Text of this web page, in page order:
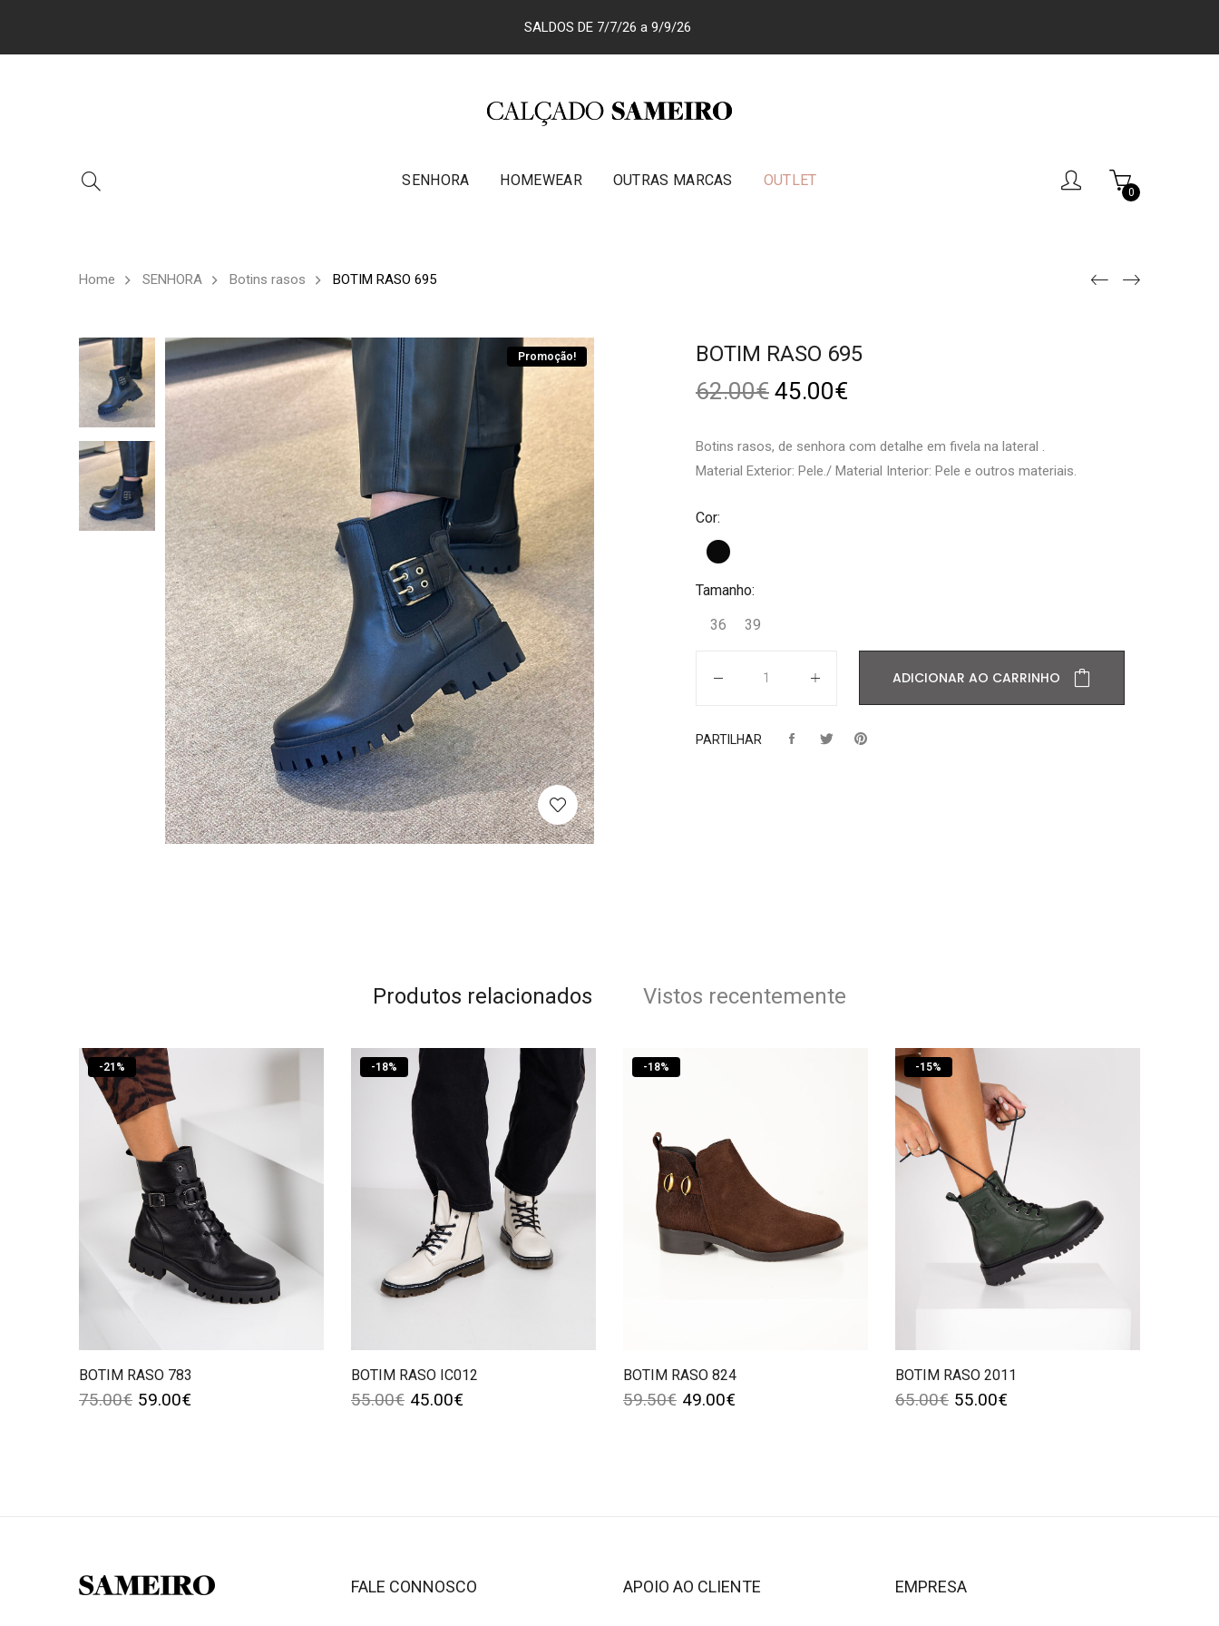
SALDOS DE 7/7/26 a 9/9/26
SENHORA HOMEWEAR OUTRAS MARCAS OUTLET
0
Home SENHORA Botins rasos BOTIM RASO 695
Promoção! BOTIM RASO 695
62.00€ 45.00€
Botins rasos, de senhora com detalhe em fivela na lateral .
Material Exterior: Pele./ Material Interior: Pele e outros materiais.
Cor:
Tamanho:
36
39
ADICIONAR AO CARRINHO
PARTILHAR
Produtos relacionados Vistos recentemente
-21 %
BOTIM RASO 783
75.00€ 59.00€
-18%
BOTIM RASO IC012
55.00€ 45.00€
-18%
BOTIM RASO 824
59.50€ 49.00€
-15%
BOTIM RASO 2011
65.00€ 55.00€
FALE CONNOSCO APOIO AO CLIENTE EMPRESA